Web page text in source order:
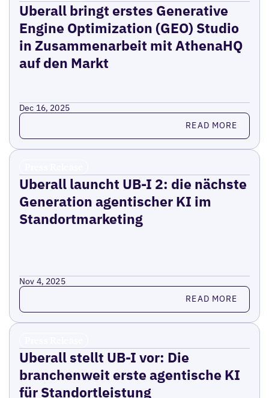
Uberall bringt erstes Generative
Engine Optimization (GEO) Studio
in Zusammenarbeit mit AthenaHQ
auf den Markt
Dec 16, 2025
Read more READ MORE
Uberall launcht UB-I 2: die nächste
Generation agentischer KI im
Standortmarketing
Nov 4, 2025
Read more READ MORE
Uberall stellt UB-I vor: Die
branchenweit erste agentische KI
für Standortleistung